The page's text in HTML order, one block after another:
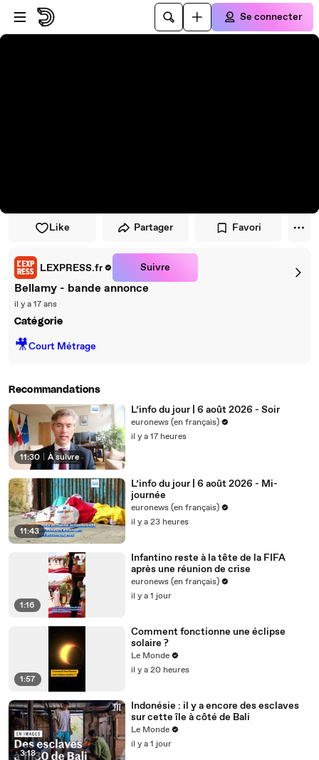
Passer au player
Passer au contenu principal
Se connecter
Like Partager Favori
LEXPRESS.fr Suivre
Bellamy - bande annonce
il y a 17 ans
Catégorie
🎥Court Métrage
Recommandations
11:30 À suivre
L’info du jour | 6 août 2026 - Soir
euronews (en français)
il y a 17 heures
11:43
L’info du jour | 6 août 2026 - Mi-
journée
euronews (en français)
il y a 23 heures
1:16
Infantino reste à la tête de la FIFA
après une réunion de crise
euronews (en français)
il y a 1 jour
1:57
Comment fonctionne une éclipse
solaire ?
Le Monde
il y a 20 heures
3:18
Indonésie : il y a encore des esclaves
sur cette île à côté de Bali
Le Monde
il y a 1 jour